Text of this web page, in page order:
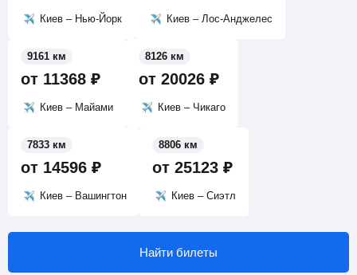
Киев – Нью-Йорк Киев – Лос-Анджелес
от 11368 ₽
Киев – Майами
9161 км
от 20026 ₽
Киев – Чикаго
8126 км
от 14596 ₽
Киев – Вашингтон
7833 км
от 25123 ₽
Киев – Сиэтл
8806 км
Найти билеты